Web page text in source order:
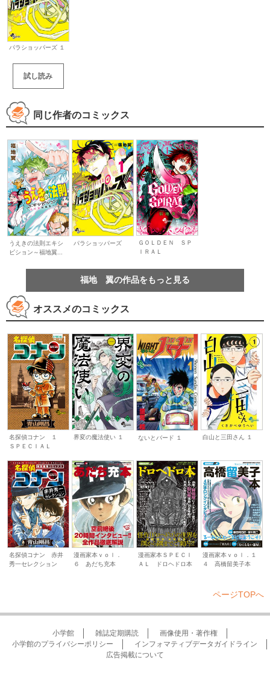
パラショッパーズ １
試し読み
同じ作者のコミックス
うえきの法則エキシ
ビション～福地翼...
パラショッパーズ
ＧＯＬＤＥＮ ＳＰ
ＩＲＡＬ
福地 翼の作品をもっと見る
オススメのコミックス
名探偵コナン １
ＳＰＥＣＩＡＬ
界変の魔法使い １ ないとバード １ 白山と三田さん １
名探偵コナン 赤井
秀一セレクション
漫画家本ｖｏｌ．
６ あだち充本
漫画家本ＳＰＥＣＩ
ＡＬ ドロヘドロ本
漫画家本ｖｏｌ．１
４ 高橋留美子本
ページTOPへ
小学館 雑誌定期購読
画像使用・著作権
小学館のプライバシーポリシー
インフォマティブデータガイドライン
広告掲載について